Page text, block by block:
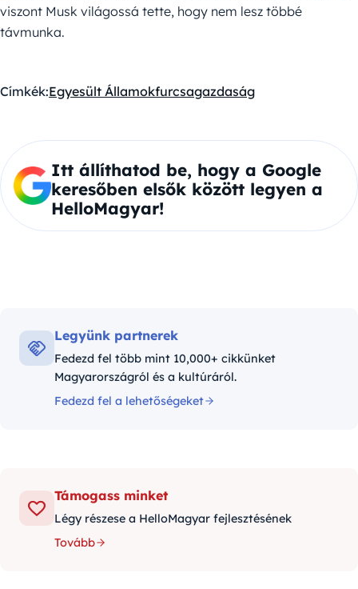
viszont Musk világossá tette, hogy nem lesz többé
távmunka.
Címkék:Egyesült Államokfurcsagazdaság
Itt állíthatod be, hogy a Google
keresőben elsők között legyen a
HelloMagyar!
Legyünk partnerek
Fedezd fel több mint 10,000+ cikkünket
Magyarországról és a kultúráról.
Fedezd fel a lehetőségeket
Támogass minket
Légy részese a HelloMagyar fejlesztésének
Tovább